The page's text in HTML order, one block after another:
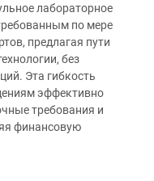
лабораторное
по мере
предлагая пути
без
Эта гибкость
эффективно
требования и
финансовую